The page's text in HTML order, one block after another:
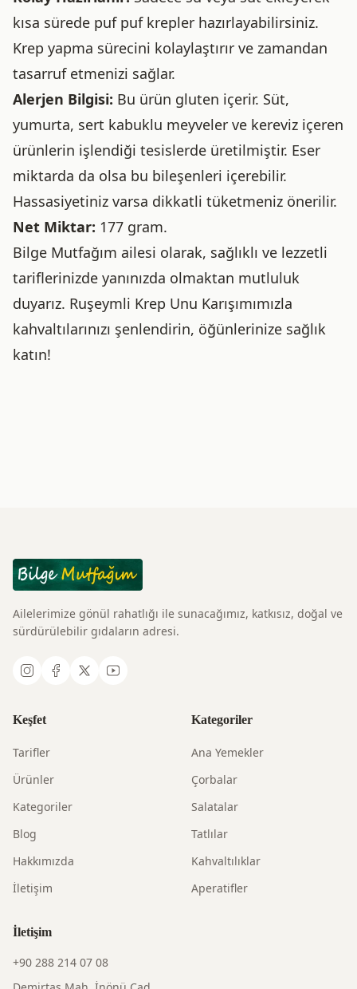
kısa sürede puf puf krepler hazırlayabilirsiniz.
Krep yapma sürecini kolaylaştırır ve zamandan
tasarruf etmenizi sağlar.
Alerjen Bilgisi: Bu ürün gluten içerir. Süt,
yumurta, sert kabuklu meyveler ve kereviz içeren
ürünlerin işlendiği tesislerde üretilmiştir. Eser
miktarda da olsa bu bileşenleri içerebilir.
Hassasiyetiniz varsa dikkatli tüketmeniz önerilir.
Net Miktar: 177 gram.
Bilge Mutfağım ailesi olarak, sağlıklı ve lezzetli
tariflerinizde yanınızda olmaktan mutluluk
duyarız. Ruşeymli Krep Unu Karışımımızla
kahvaltılarınızı şenlendirin, öğünlerinize sağlık
katın!
Ailelerimize gönül rahatlığı ile sunacağımız, katkısız, doğal ve
sürdürülebilir gıdaların adresi.
Keşfet
Tarifler
Ürünler
Kategoriler
Blog
Hakkımızda
İletişim
Kategoriler
Ana Yemekler
Çorbalar
Salatalar
Tatlılar
Kahvaltılıklar
Aperatifler
İletişim
+90 288 214 07 08